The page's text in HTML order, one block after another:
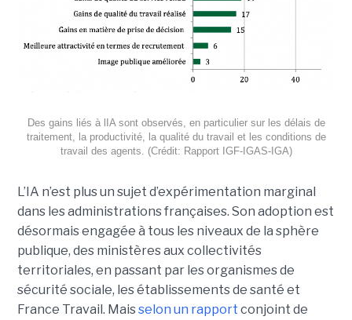
Des gains liés à lIA sont observés, en particulier sur les délais de
traitement, la productivité, la qualité du travail et les conditions de
travail des agents. (Crédit: Rapport IGF-IGAS-IGA)
L’IA n’est plus un sujet d’expérimentation marginal
dans les administrations françaises. Son adoption est
désormais engagée à tous les niveaux de la sphère
publique, des ministères aux collectivités
territoriales, en passant par les organismes de
sécurité sociale, les établissements de santé et
France Travail. Maisselon un rapport conjoint de